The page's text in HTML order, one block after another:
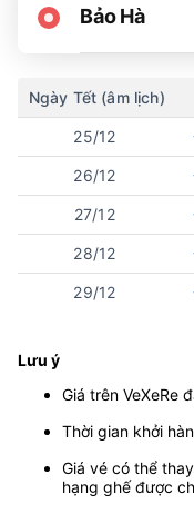
Bảo Hà
Ngày Tết (âm lịch)
25/12
26/12
27/12
28/12
29/12
Lưu ý
Giá trên VeXeRe
Thời gian khởi
Giá vé có thể
hạng ghế được